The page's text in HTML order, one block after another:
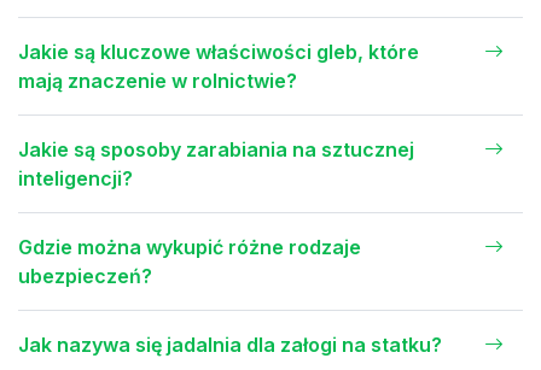
Jakie są kluczowe właściwości gleb, które
mają znaczenie w rolnictwie?
Jakie są sposoby zarabiania na sztucznej
inteligencji?
Gdzie można wykupić różne rodzaje
ubezpieczeń?
Jak nazywa się jadalnia dla załogi na statku?